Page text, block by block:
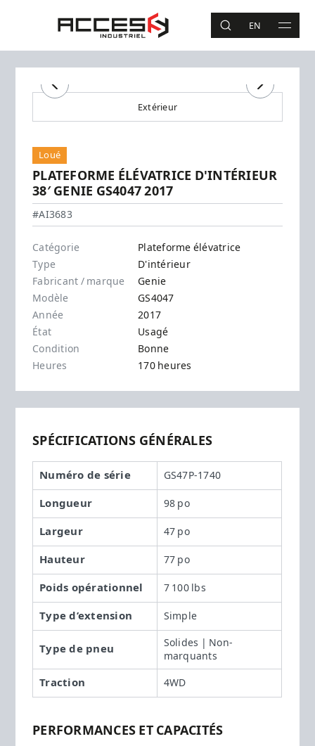
Accès Industriel
RECHERCHE
EN MAIN
Recherche
Précédent Suivant
Extérieur
Loué
PLATEFORME ÉLÉVATRICE D'INTÉRIEUR
38′ GENIE GS4047 2017
Genie - GS4047
#AI3683
Catégorie
Plateforme élévatrice
Type
D'intérieur
Fabricant / marque
Genie
Modèle
GS4047
Année
2017
État
Usagé
Condition
Bonne
Heures
170 heures
SPÉCIFICATIONS GÉNÉRALES
Numéro de série GS47P-1740
Longueur 98 po
Largeur 47 po
Hauteur 77 po
Poids opérationnel 7 100 lbs
Type d’extension Simple
Type de pneu
Solides | Non-
marquants
Traction 4WD
PERFORMANCES ET CAPACITÉS